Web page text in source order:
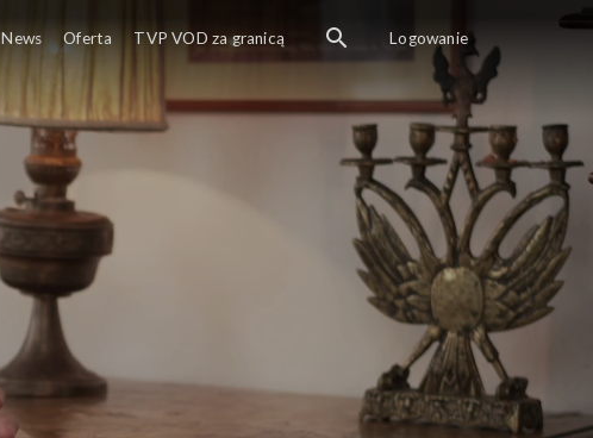
News Oferta TVP VOD za granicą Logowanie